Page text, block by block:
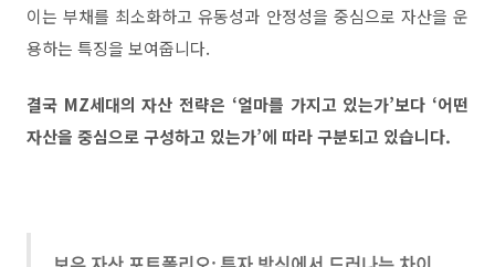
이는 부채를 최소화하고 유동성과 안정성을 중심으로 자산을 운
용하는 특징을 보여줍니다.
결국 MZ세대의 자산 전략은 ‘얼마를 가지고 있는가’보다 ‘어떤
자산을 중심으로 구성하고 있는가’에 따라 구분되고 있습니다.